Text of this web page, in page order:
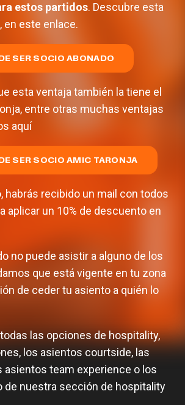
estos partidos. Descubre esta
en este enlace.
SER SOCIO ABONADO
esta ventaja también la tiene el
entre otras muchas ventajas
aquí
SER SOCIO AMIC TARONJA
habrás recibido un mail con todos
aplicar un 10% de descuento en
no puede asistir a alguno de los
que está vigente en tu zona
de ceder tu asiento a quién lo
las opciones de hospitality,
los asientos courtside, las
asientos team experience o los
de nuestra sección de hospitality